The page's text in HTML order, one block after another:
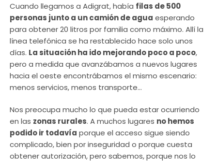
Cuando llegamos a Adigrat, había filas de 500
personas junto a un camión de agua esperando
para obtener 20 litros por familia como máximo. Allí la
línea telefónica se ha restablecido hace solo unos
días. La situación ha ido mejorando poco a poco,
pero a medida que avanzábamos a nuevos lugares
hacia el oeste encontrábamos el mismo escenario:
menos servicios, menos transporte…
Nos preocupa mucho lo que pueda estar ocurriendo
en las zonas rurales. A muchos lugares no hemos
podido ir todavía porque el acceso sigue siendo
complicado, bien por inseguridad o porque cuesta
obtener autorización, pero sabemos, porque nos lo